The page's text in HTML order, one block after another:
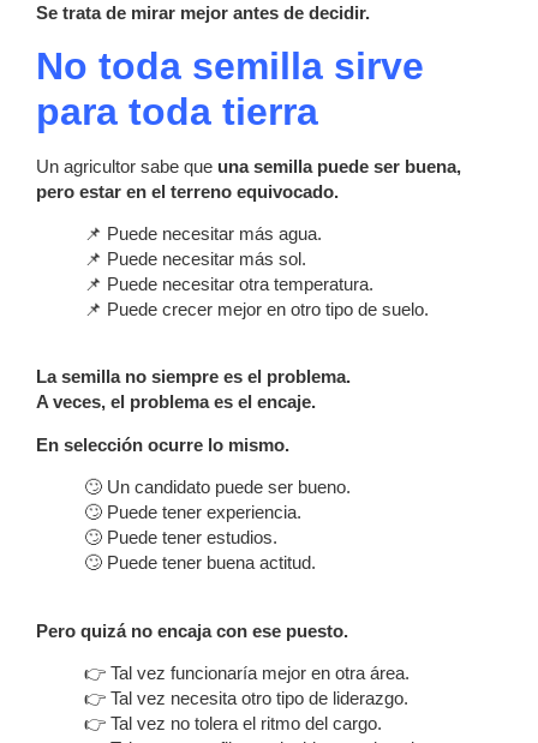
Se trata de mirar mejor antes de decidir.
No toda semilla sirve
para toda tierra
Un agricultor sabe que una semilla puede ser buena,
pero estar en el terreno equivocado.
📌 Puede necesitar más agua.
📌 Puede necesitar más sol.
📌 Puede necesitar otra temperatura.
📌 Puede crecer mejor en otro tipo de suelo.
La semilla no siempre es el problema.
A veces, el problema es el encaje.
En selección ocurre lo mismo.
🙄 Un candidato puede ser bueno.
🙄 Puede tener experiencia.
🙄 Puede tener estudios.
🙄 Puede tener buena actitud.
Pero quizá no encaja con ese puesto.
👉 Tal vez funcionaría mejor en otra área.
👉 Tal vez necesita otro tipo de liderazgo.
👉 Tal vez no tolera el ritmo del cargo.